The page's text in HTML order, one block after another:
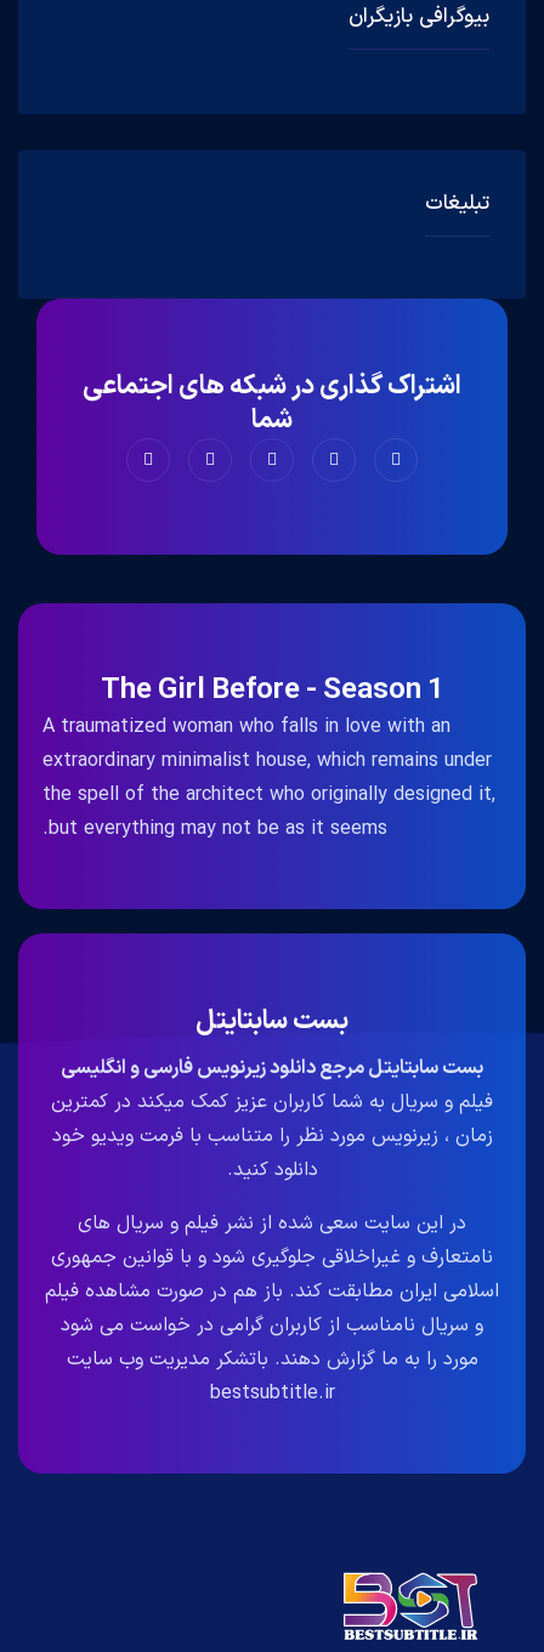
بیوگرافی بازیگران
تبلیغات
اشتراک گذاری در شبکه های اجتماعی
شما
The Girl Before - Season 1
A traumatized woman who falls in love with an
extraordinary minimalist house, which remains under
the spell of the architect who originally designed it,
but everything may not be as it seems.
بست سابتایتل
بست سابتایتل مرجع دانلود زیرنویس فارسی و انگلیسی
فیلم و سریال به شما کاربران عزیز کمک میکند در کمترین
زمان ، زیرنویس مورد نظر را متناسب با فرمت ویدیو خود
دانلود کنید.
در این سایت سعی شده از نشر فیلم و سریال های
نامتعارف و غیراخلاقی جلوگیری شود و با قوانین جمهوری
اسلامی ایران مطابقت کند. باز هم در صورت مشاهده فیلم
و سریال نامناسب از کاربران گرامی در خواست می شود
مورد را به ما گزارش دهند. باتشکر مدیریت وب سایت
bestsubtitle.ir